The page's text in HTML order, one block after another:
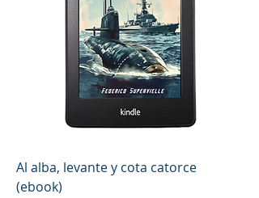
Al alba, levante y cota catorce
(ebook)